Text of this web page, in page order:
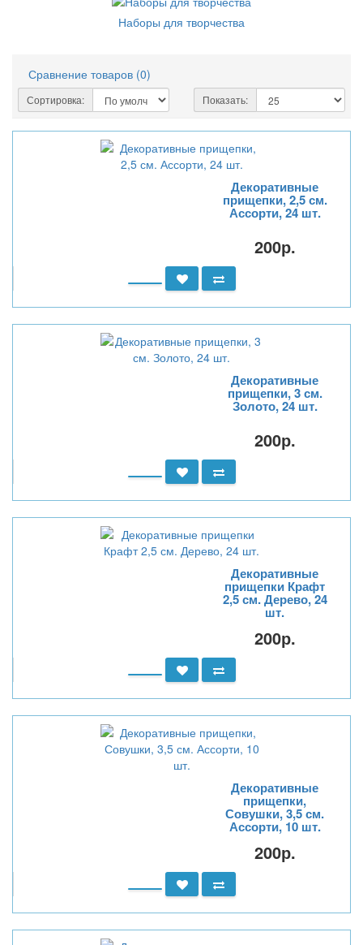
Наборы для творчества
Сравнение товаров (0)
Сортировка: Показать:
Декоративные
прищепки, 2,5 см.
Ассорти, 24 шт.
200р.
Декоративные
прищепки, 3 см.
Золото, 24 шт.
200р.
Декоративные
прищепки Крафт
2,5 см. Дерево, 24
шт.
200р.
Декоративные
прищепки,
Совушки, 3,5 см.
Ассорти, 10 шт.
200р.